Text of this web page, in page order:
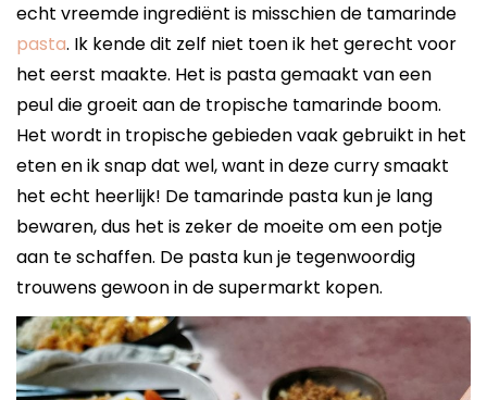
echt vreemde ingrediënt is misschien de tamarinde
pasta. Ik kende dit zelf niet toen ik het gerecht voor
het eerst maakte. Het is pasta gemaakt van een
peul die groeit aan de tropische tamarinde boom.
Het wordt in tropische gebieden vaak gebruikt in het
eten en ik snap dat wel, want in deze curry smaakt
het echt heerlijk! De tamarinde pasta kun je lang
bewaren, dus het is zeker de moeite om een potje
aan te schaffen. De pasta kun je tegenwoordig
trouwens gewoon in de supermarkt kopen.